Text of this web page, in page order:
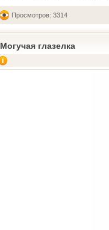
Просмотров: 3314
Могучая глазелка